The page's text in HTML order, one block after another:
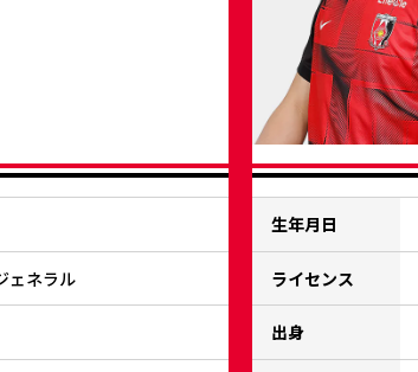
ェネラル
生年月日
ライセンス
出身